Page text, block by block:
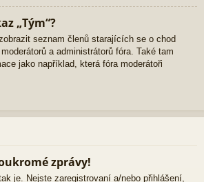
„Tým“?
seznam členů starajících se o chod
a administrátorů fóra. Také tam
jako například, která fóra moderátoři
zprávy!
je. Nejste zaregistrovaní a/nebo přihlášení,